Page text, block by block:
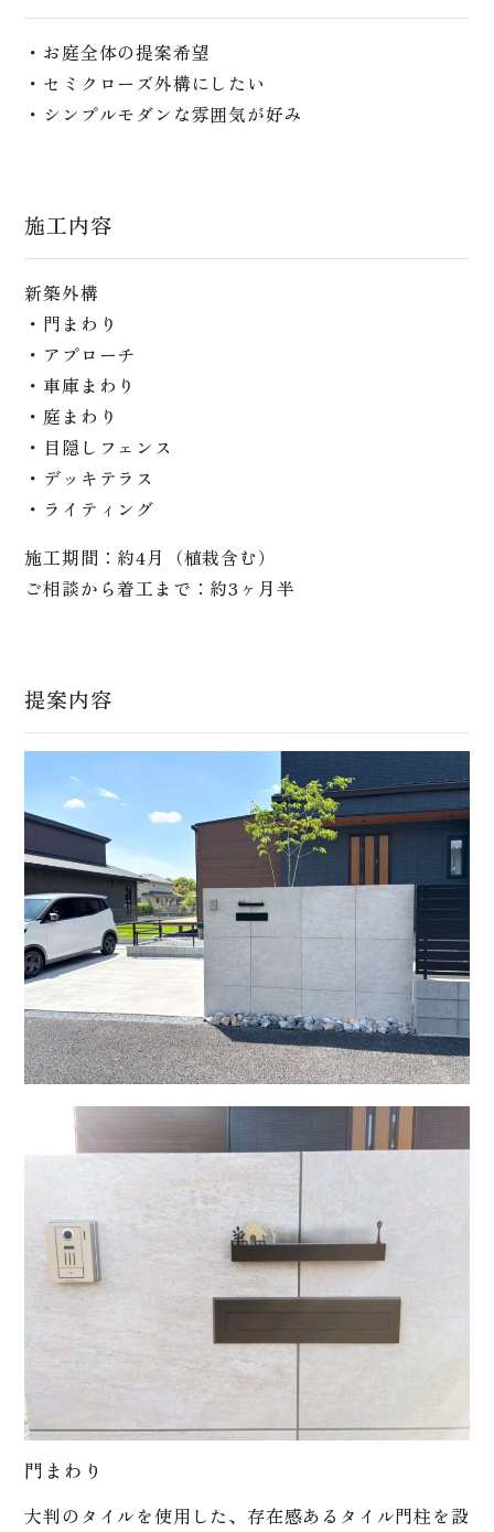
・お庭全体の提案希望
・セミクローズ外構にしたい
・シンプルモダンな雰囲気が好み
施工内容
新築外構
・門まわり
・アプローチ
・車庫まわり
・庭まわり
・目隠しフェンス
・デッキテラス
・ライティング
施工期間：約4月（植栽含む）
ご相談から着工まで：約3ヶ月半
提案内容
門まわり
大判のタイルを使用した、存在感あるタイル門柱を設